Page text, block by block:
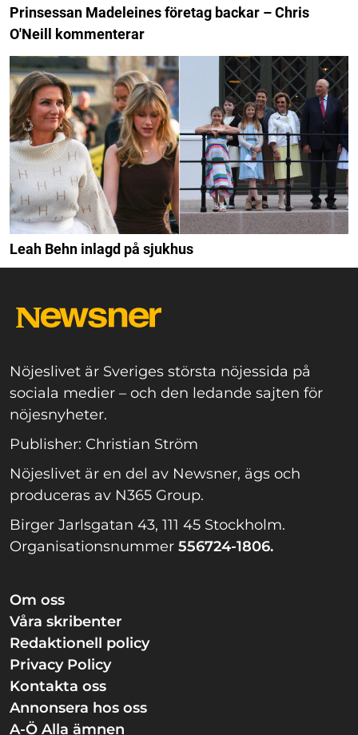
Prinsessan Madeleines företag backar – Chris
O'Neill kommenterar
Leah Behn inlagd på sjukhus
Nöjeslivet är Sveriges största nöjessida på
sociala medier – och den ledande sajten för
nöjesnyheter.
Publisher: Christian Ström
Nöjeslivet är en del av Newsner, ägs och
produceras av N365 Group.
Birger Jarlsgatan 43, 111 45 Stockholm.
Organisationsnummer 556724-1806.
Om oss
Våra skribenter
Redaktionell policy
Privacy Policy
Kontakta oss
Annonsera hos oss
A-Ö Alla ämnen